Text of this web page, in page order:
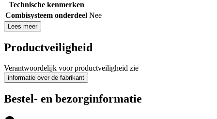
Technische kenmerken
Combisysteem onderdeel Nee
Lees meer
Productveiligheid
Verantwoordelijk voor productveiligheid zie
informatie over de fabrikant
Bestel- en bezorginformatie